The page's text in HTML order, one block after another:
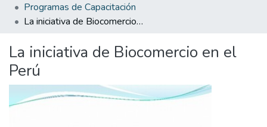
Statistics
Estadísticas Externas
Programas de Capacitación
La iniciativa de Biocomercio en el Perú
La iniciativa de Biocomercio en el
Perú